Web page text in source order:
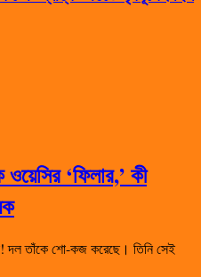
‘ফিলার,’ কী
দল তাঁকে শো-কজ করেছে। তিনি সেই